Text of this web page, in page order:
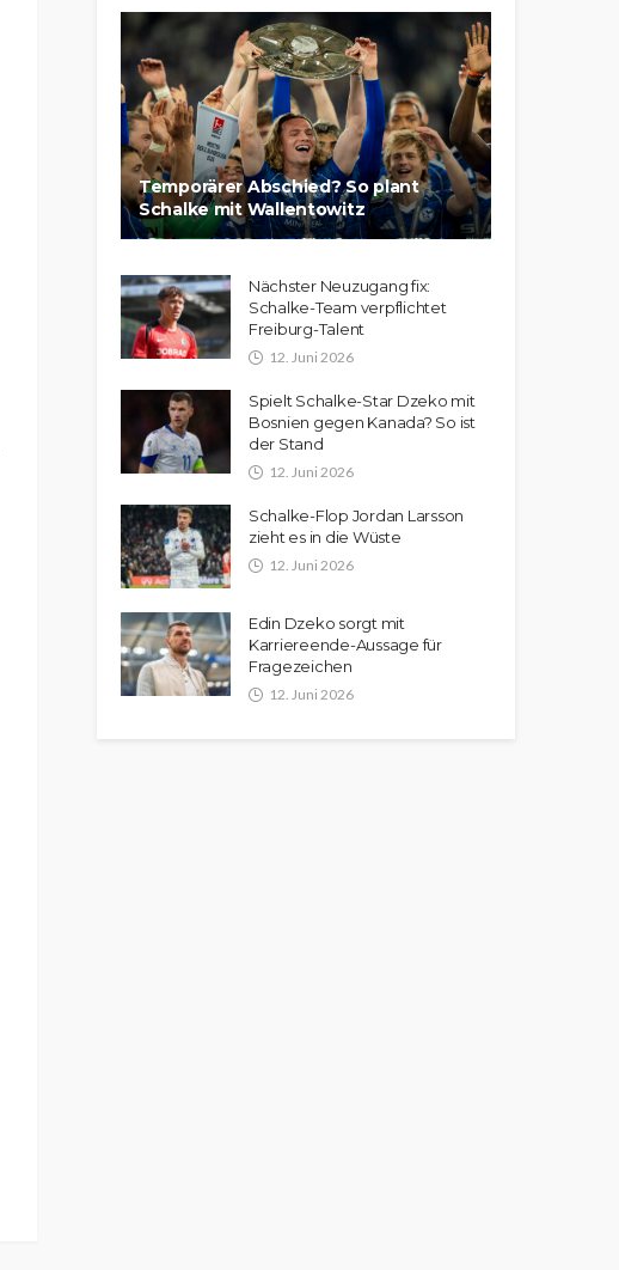
Temporärer Abschied? So plant
Schalke mit Wallentowitz
Nächster Neuzugang fix:
Schalke-Team verpflichtet
Freiburg-Talent
12. Juni 2026
Spielt Schalke-Star Dzeko mit
Bosnien gegen Kanada? So ist
der Stand
12. Juni 2026
Schalke-Flop Jordan Larsson
zieht es in die Wüste
12. Juni 2026
Edin Dzeko sorgt mit
Karriereende-Aussage für
Fragezeichen
12. Juni 2026